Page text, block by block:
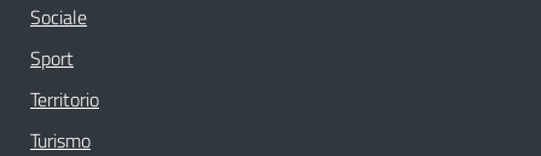
Sociale
Sport
Territorio
Turismo